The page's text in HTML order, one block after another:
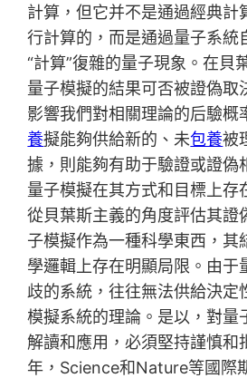
計算，但它并不是通過經典計
行計算的，而是通過量子系統
“計算”復雜的量子現象。在貝
量子模擬的結果可否被證偽取
影響我們對相關理論的后驗概
養擬能夠供給新的、未包養被
據，則能夠有助于驗證或證偽
量子模擬在其方式和目標上存
從貝葉斯主義的角度評估其證
子模擬作為一種科學東西，其
學邏輯上存在明顯局限。由于
歧的系統，往往無法供給決定
模擬系統的理論。是以，對量
解讀和應用，必須堅持謹慎
年，Science和Nature等國際